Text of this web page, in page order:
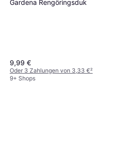
Gardena Rengöringsduk
9,99 €
Oder 3 Zahlungen von 3,33 €²
9+ Shops
Ergebnisse zu erzielen.